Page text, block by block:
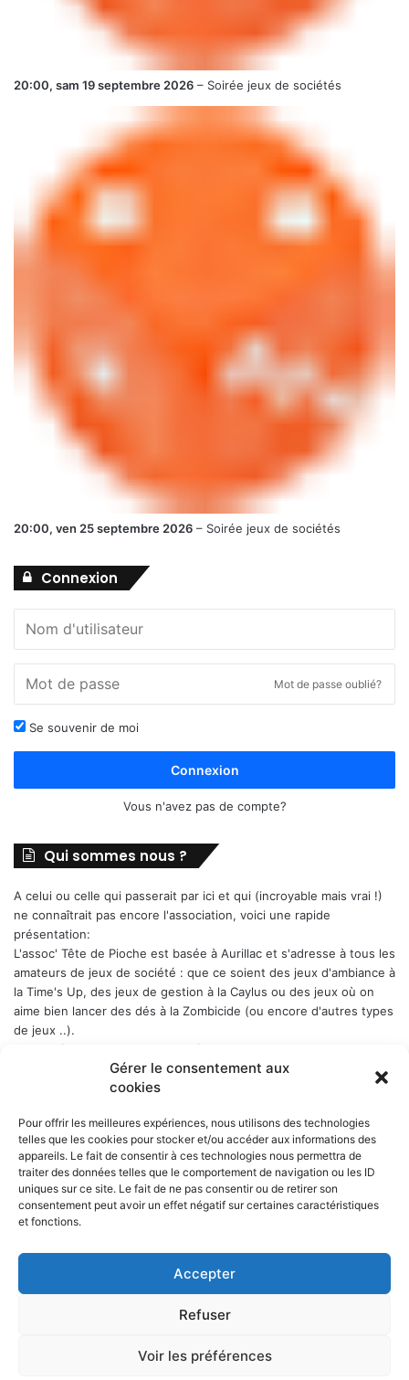
Gérer le consentement aux
cookies
Pour offrir les meilleures expériences, nous utilisons des technologies
telles que les cookies pour stocker et/ou accéder aux informations des
appareils. Le fait de consentir à ces technologies nous permettra de
traiter des données telles que le comportement de navigation ou les ID
uniques sur ce site. Le fait de ne pas consentir ou de retirer son
consentement peut avoir un effet négatif sur certaines caractéristiques
et fonctions.
Accepter
Refuser
Voir les préférences
20:00, sam 19 septembre 2026 – Soirée jeux de sociétés
20:00, ven 25 septembre 2026 – Soirée jeux de sociétés
Connexion
Mot de passe oublié?
Se souvenir de moi
Connexion
Vous n'avez pas de compte?
Qui sommes nous ?
A celui ou celle qui passerait par ici et qui (incroyable mais vrai !)
ne connaîtrait pas encore l'association, voici une rapide
présentation:
L'assoc' Tête de Pioche est basée à Aurillac et s'adresse à tous les
amateurs de jeux de société : que ce soient des jeux d'ambiance à
la Time's Up, des jeux de gestion à la Caylus ou des jeux où on
aime bien lancer des dés à la Zombicide (ou encore d'autres types
de jeux ..).
Les soirées-jeux sont ouvertes à tous (enfin quand même plutôt
aux adultes). Elles ont lieu chaque Week-end en alternance : 1er
samedi du mois, puis vendredi, puis samedi etc..., a Belbex (6
minuit...
La cotisation annuelle est de 10 € (mais le trésorier est indulgent
envers les curieux qui viennent une fois comme ça ...)Donc, si
cela vous dit, n'hésitez pas !
L'angle du jeu - 5 rue Marchande, 15000 Aurillac